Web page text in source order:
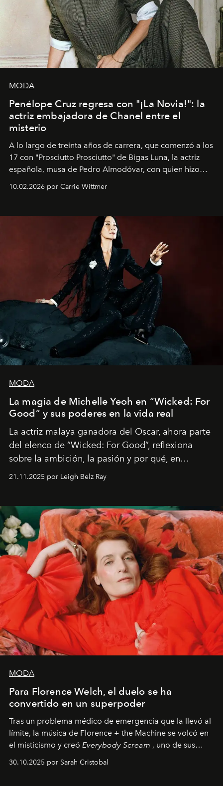
MODA
Penélope Cruz regresa con "¡La Novia!": la
actriz embajadora de Chanel entre el
misterio
A lo largo de treinta años de carrera, que comenzó a los
17 con "Prosciutto Prosciutto" de Bigas Luna, la actriz
española, musa de Pedro Almodóvar, con quien hizo
Barcelona", ha dividido su tiempo entre Europa y
dirigida por Maggie Gyllenhaal.
10.02.2026 por Carrie Wittmer
MODA
La magia de Michelle Yeoh en “Wicked: For
Good” y sus poderes en la vida real
La actriz malaya ganadora del Oscar, ahora parte
del elenco de “Wicked: For Good”, reflexiona
sobre la ambición, la pasión y por qué, en
ocasiones, la introspección puede esperar. “Es
importa si no lo entienden’”, confiesa.
21.11.2025 por Leigh Belz Ray
MODA
Para Florence Welch, el duelo se ha
convertido en un superpoder
Tras un problema médico de emergencia que la llevó al
límite, la música de Florence + the Machine se volcó en
el misticismo y creó Everybody Scream , uno de sus
álbumes más profundos hasta la fecha.
30.10.2025 por Sarah Cristobal